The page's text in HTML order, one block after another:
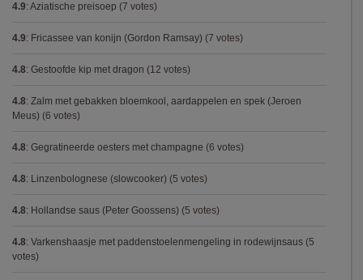
4.9: Aziatische preisoep (7 votes)
4.9: Fricassee van konijn (Gordon Ramsay) (7 votes)
4.8: Gestoofde kip met dragon (12 votes)
4.8: Zalm met gebakken bloemkool, aardappelen en spek (Jeroen
Meus) (6 votes)
4.8: Gegratineerde oesters met champagne (6 votes)
4.8: Linzenbolognese (slowcooker) (5 votes)
4.8: Hollandse saus (Peter Goossens) (5 votes)
4.8: Varkenshaasje met paddenstoelenmengeling in rodewijnsaus (5
votes)